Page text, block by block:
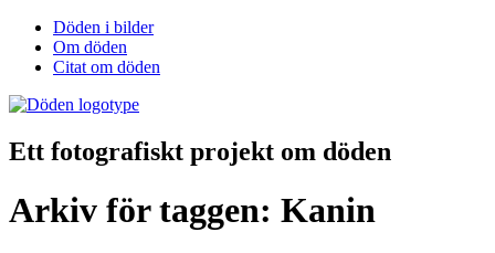
Döden i bilder
Om döden
Citat om döden
Ett fotografiskt projekt om döden
Arkiv för taggen: Kanin